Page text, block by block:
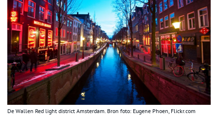
De Wallen Red light district Amsterdam. Bron foto: Eugene Phoen, Flickr.com